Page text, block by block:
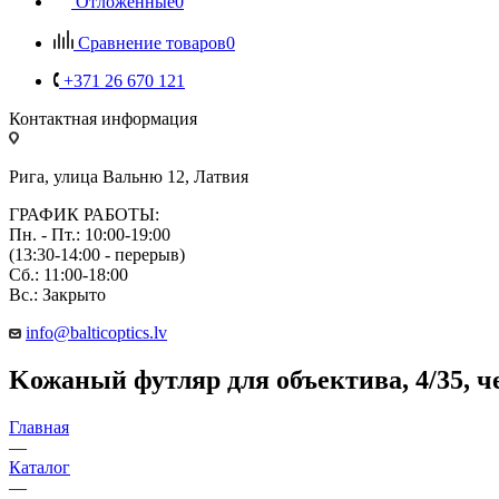
Сравнение товаров0
+371 26 670 121
Контактная информация
Рига, улица Вальню 12, Латвия
ГРАФИК РАБОТЫ:
Пн. - Пт.: 10:00-19:00
(13:30-14:00 - перерыв)
Сб.: 11:00-18:00
Вс.: Закрыто
info@balticoptics.lv
Kожаный футляр для объектива, 4/35,
Главная
—
Каталог
—